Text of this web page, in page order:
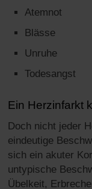
Atemnot
Blässe
Unruhe
Todesangst
Ein Herzinfarkt
Doch nicht jeder
eindeutige
sich ein akuter
untypische
Übelkeit,